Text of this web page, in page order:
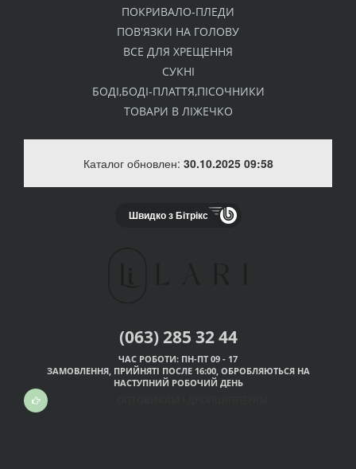
ПОКРИВАЛО-ПЛЕДИ
ПОВ'ЯЗКИ НА ГОЛОВУ
ВСЕ ДЛЯ ХРЕЩЕННЯ
СУКНІ
БОДІ,БОДІ-ПЛАТТЯ,ПІСОЧНИКИ
ТОВАРИ В ЛІЖЕЧКО
Каталог обновлен: 30.10.2025 09:58
Швидко з Бітрікс
(063) 285 32 44
ЧАС РОБОТИ: ПН-ПТ 09 - 17
ЗАМОВЛЕННЯ, ПРИЙНЯТІ ПОСЛЕ 16:00, ОБРОБЛЯЮТЬСЯ НА
НАСТУПНИЙ РОБОЧИЙ ДЕНЬ